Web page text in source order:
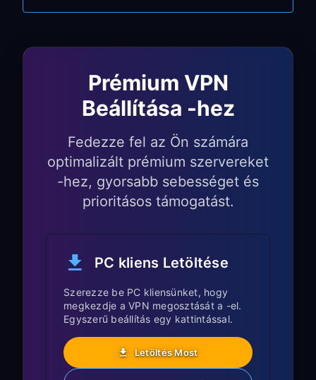
Lépj aSettingsmenübe, és
Engedélyezd azAllow LAN Access
opciót
numberértékeket (pl.
192.168.1.5:7890 )
2. lépés: Az Apple TV
lépj aSettings menübe
Válaszd aNetworklehetőséget
Válaszd ki a Wi-Fi hálózatodat
(amelyikhez a PC-d csatlakozik)
Prémium VPN
Beállítása -hez
Fedezze fel az Ön számára
optimalizált prémium szervereket
-hez, gyorsabb sebességet és
prioritásos támogatást.
PC kliens Letöltése
Szerezze be PC kliensünket, hogy
megkezdje a VPN megosztását a -el.
Egyszerű beállítás egy kattintással.
Letöltés Most